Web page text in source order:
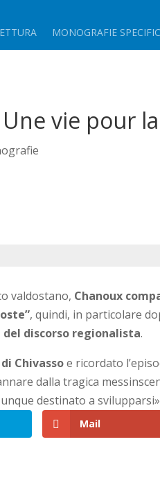
MONOGRAFIE
vie pour
valdostano, Chanoux
, quindi, in particolare
discorso regionalista.
Chivassoe ricordato
dalla tragica
destinato a
Mail